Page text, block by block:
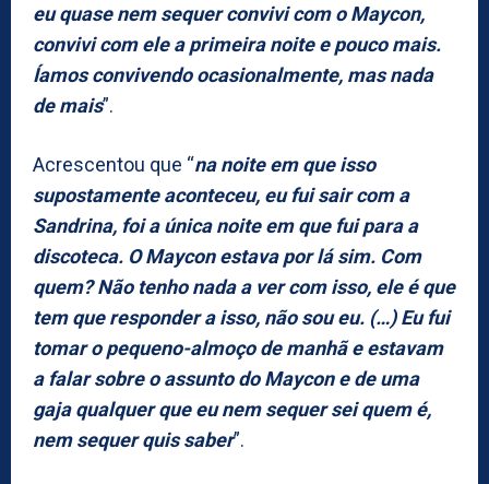
eu quase nem sequer convivi com o Maycon,
convivi com ele a primeira noite e pouco mais.
Íamos convivendo ocasionalmente, mas nada
de mais”.
Acrescentou que “na noite em que isso
supostamente aconteceu, eu fui sair com a
Sandrina, foi a única noite em que fui para a
discoteca. O Maycon estava por lá sim. Com
quem? Não tenho nada a ver com isso, ele é que
tem que responder a isso, não sou eu. (…) Eu fui
tomar o pequeno-almoço de manhã e estavam
a falar sobre o assunto do Maycon e de uma
gaja qualquer que eu nem sequer sei quem é,
nem sequer quis saber”.